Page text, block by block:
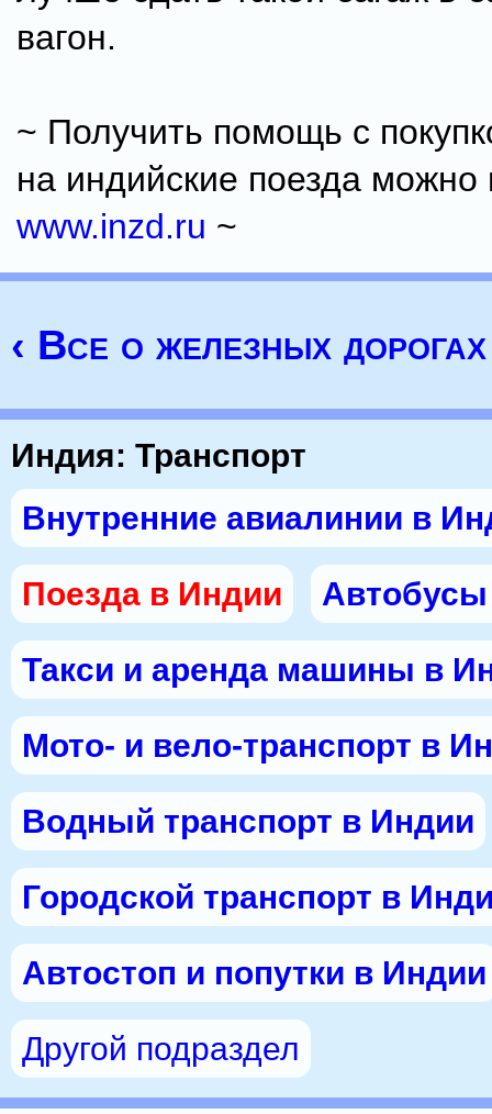
вагон.
~ Получить помощь с
на индийские поезда можно
www.inzd.ru ~
‹ Все о железных
Индия: Транспорт
Внутренние авиалинии в
Поезда в Индии
Такси и аренда машины в
Мото- и вело-транспорт в
Водный транспорт в Индии
Городской транспорт в
Автостоп и попутки в Индии
Другой подраздел